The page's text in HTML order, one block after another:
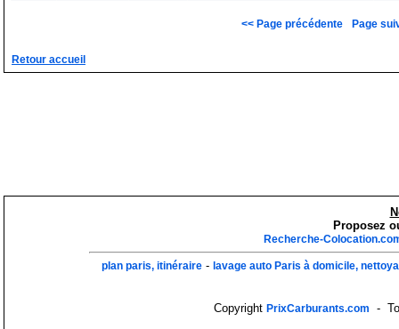
<< Page précédente Page
Retour accueil
Proposez
Recherche-
plan paris, itinéraire - lavage auto Paris à domicile,
Copyright PrixCarburants.com -